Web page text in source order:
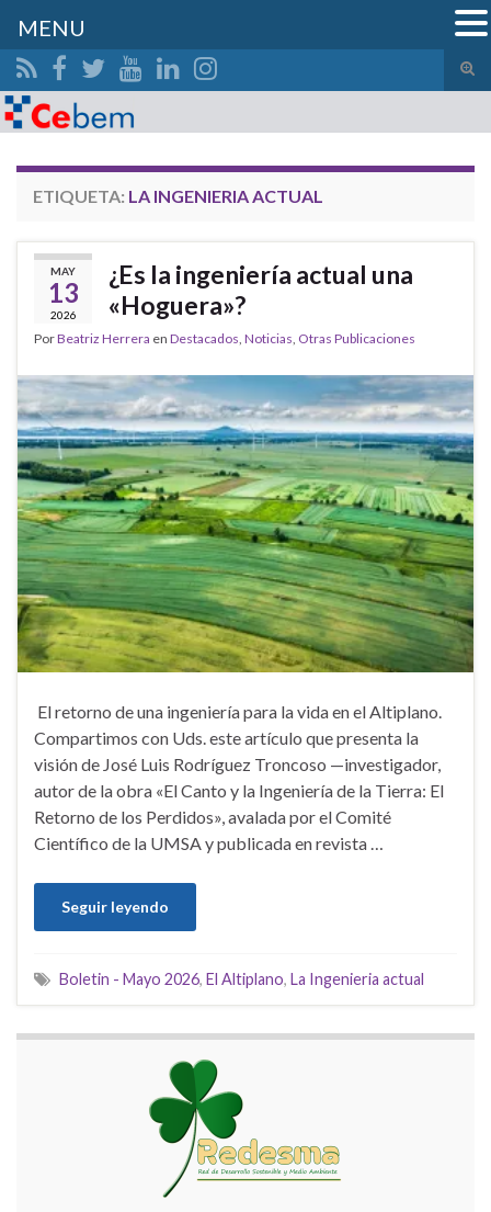
el
Search for:
ETIQUETA: LA INGENIERIA ACTUAL
MAY
13
2026
¿Es la ingeniería actual una
«Hoguera»?
PorBeatriz Herrera en Destacados, Noticias, Otras Publicaciones
El retorno de una ingeniería para la vida en el Altiplano.
Compartimos con Uds. este artículo que presenta la
visión de José Luis Rodríguez Troncoso —investigador,
autor de la obra «El Canto y la Ingeniería de la Tierra: El
Retorno de los Perdidos», avalada por el Comité
Científico de la UMSA y publicada en revista …
Seguir leyendo
Boletin - Mayo 2026, El Altiplano, La Ingenieria actual
MENU